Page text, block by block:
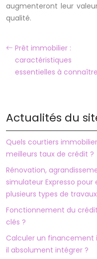
augmenteront leur
qualité.
Prêt immobilier :
caractéristiques
essentielles à connaître
Actualités du
Quels courtiers
meilleurs taux de crédit ?
Rénovation,
simulateur Expresso
plusieurs types de
Fonctionnement du
clés ?
Calculer un financement
il absolument intégrer ?